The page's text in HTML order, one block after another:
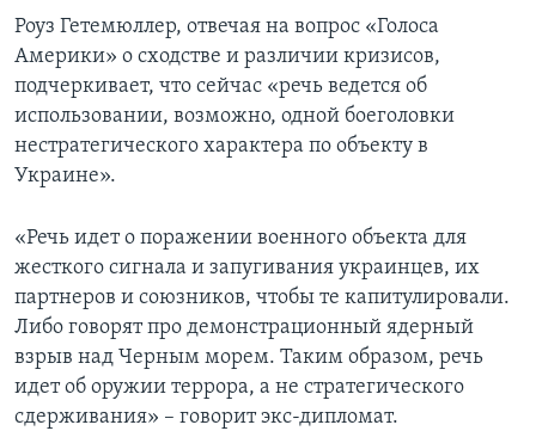
Роуз Гетемюллер, отвечая на вопрос «Голоса
Америки» о сходстве и различии кризисов,
подчеркивает, что сейчас «речь ведется об
использовании, возможно, одной боеголовки
нестратегического характера по объекту в
Украине».
«Речь идет о поражении военного объекта для
жесткого сигнала и запугивания украинцев, их
партнеров и союзников, чтобы те капитулировали.
Либо говорят про демонстрационный ядерный
взрыв над Черным морем. Таким образом, речь
идет об оружии террора, а не стратегического
сдерживания» – говорит экс-дипломат.